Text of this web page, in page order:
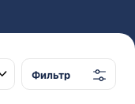
Фильтр